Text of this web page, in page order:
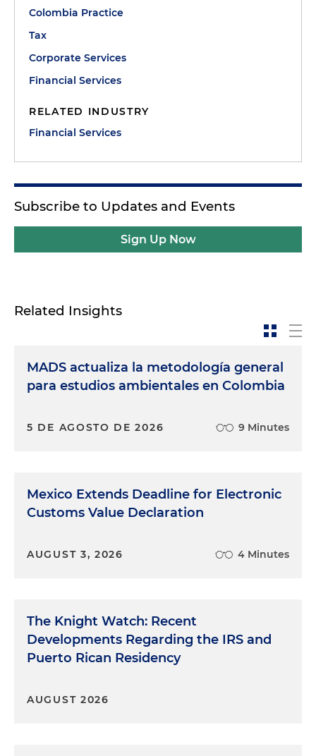
Colombia Practice
Tax
Corporate Services
Financial Services
RELATED INDUSTRY
Financial Services
Subscribe to Updates and Events
Sign Up Now
Related Insights
MADS actualiza la metodología general
para estudios ambientales en Colombia
5 DE AGOSTO DE 2026 9 Minutes
Mexico Extends Deadline for Electronic
Customs Value Declaration
AUGUST 3, 2026 4 Minutes
The Knight Watch: Recent
Developments Regarding the IRS and
Puerto Rican Residency
AUGUST 2026